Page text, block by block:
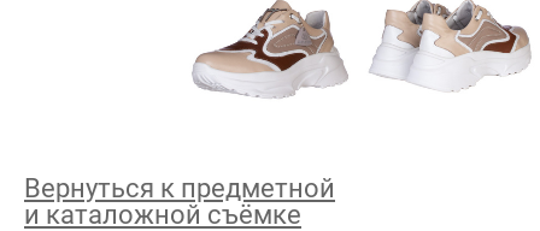
Вернуться к предметной
и каталожной съёмке